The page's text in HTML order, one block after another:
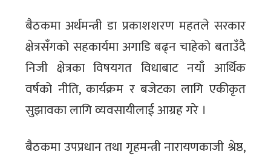
बैठकमा अर्थमन्त्री डा प्रकाशशरण महतले सरकार
क्षेत्रसँगको सहकार्यमा अगाडि बढ्न चाहेको बताउँदै
निजी क्षेत्रका विषयगत विधाबाट नयाँ आर्थिक
वर्षको नीति, कार्यक्रम र बजेटका लागि एकीकृत
सुझावका लागि व्यवसायीलाई आग्रह गरे ।
बैठकमा उपप्रधान तथा गृहमन्त्री नारायणकाजी श्रेष्ठ,